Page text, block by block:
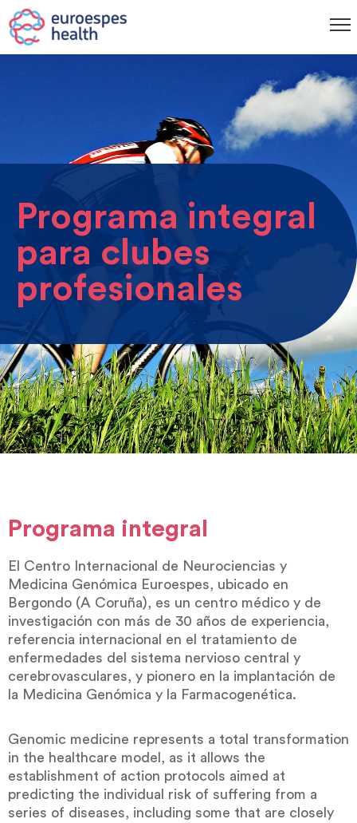
Programa integral
para clubes
profesionales
Programa integral
El Centro Internacional de Neurociencias y
Medicina Genómica Euroespes, ubicado en
Bergondo (A Coruña), es un centro médico y de
investigación con más de 30 años de experiencia,
referencia internacional en el tratamiento de
enfermedades del sistema nervioso central y
cerebrovasculares, y pionero en la implantación de
la Medicina Genómica y la Farmacogenética.
Genomic medicine represents a total transformation
in the healthcare model, as it allows the
establishment of action protocols aimed at
predicting the individual risk of suffering from a
series of diseases, including some that are closely